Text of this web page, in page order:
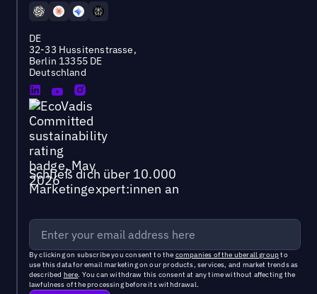
DE
32-33 Hussitenstrasse,
Berlin 13355 DE
Deutschland
Schließ dich über 10.000
Marketingexpert:innen an
By clicking on subscribe you consent to the companies of the uberall groupto
use this data for email marketing on our products, services, and market trends as
described here. You can withdraw this consent at any time without affecting the
lawfulness of the processing before its withdrawal.